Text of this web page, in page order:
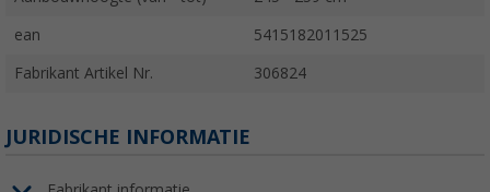
ean 5415182011525
Fabrikant Artikel Nr. 306824
JURIDISCHE INFORMATIE